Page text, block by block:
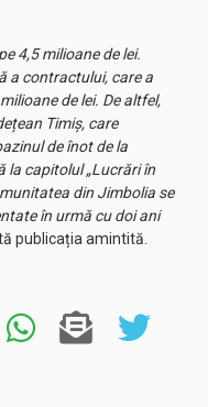
4,5 milioane de lei.
a contractului, care a
de lei. De altfel,
Timiș, care
de înot de la
la capitolul „Lucrări în
din Jimbolia se
în urmă cu doi ani
publicația amintită.